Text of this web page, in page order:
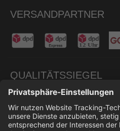
VERSANDPARTNER
QUALITÄTSSIEGEL